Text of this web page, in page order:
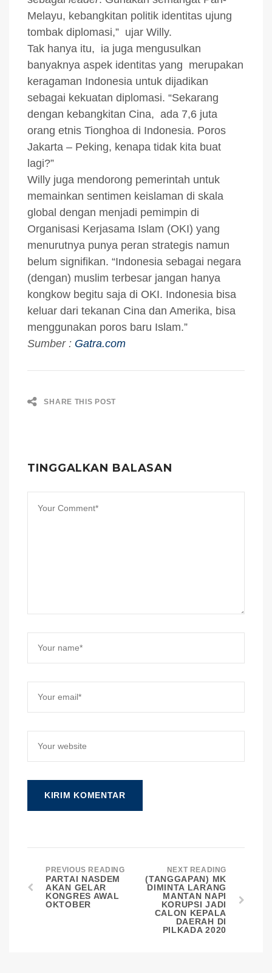
Melayu, kebangkitan politik identitas ujung
tombak diplomasi,” ujar Willy.
Tak hanya itu, ia juga mengusulkan
banyaknya aspek identitas yang merupakan
keragaman Indonesia untuk dijadikan
sebagai kekuatan diplomasi. “Sekarang
dengan kebangkitan Cina, ada 7,6 juta
orang etnis Tionghoa di Indonesia. Poros
Jakarta – Peking, kenapa tidak kita buat
lagi?”
Willy juga mendorong pemerintah untuk
memainkan sentimen keislaman di skala
global dengan menjadi pemimpin di
Organisasi Kerjasama Islam (OKI) yang
menurutnya punya peran strategis namun
belum signifikan. “Indonesia sebagai negara
(dengan) muslim terbesar jangan hanya
kongkow begitu saja di OKI. Indonesia bisa
keluar dari tekanan Cina dan Amerika, bisa
menggunakan poros baru Islam.”
Sumber : Gatra.com
SHARE THIS POST
TINGGALKAN BALASAN
PREVIOUS READING
PARTAI NASDEM
AKAN GELAR
KONGRES AWAL
OKTOBER
NEXT READING
(TANGGAPAN) MK
DIMINTA LARANG
MANTAN NAPI
KORUPSI JADI
CALON KEPALA
DAERAH DI
PILKADA 2020